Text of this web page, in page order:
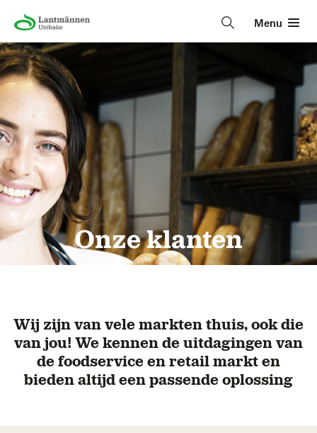
Menu
Onze klanten
Wij zijn van vele markten thuis, ook die
van jou! We kennen de uitdagingen van
de foodservice en retail markt en
bieden altijd een passende oplossing